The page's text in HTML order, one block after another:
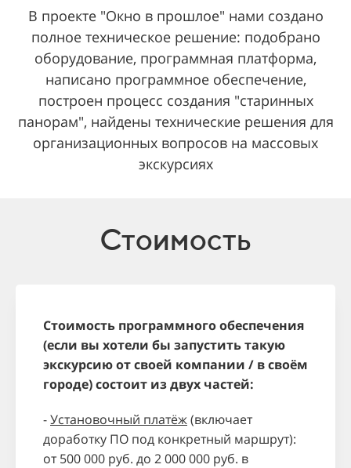
В проекте "Окно в прошлое" нами создано
полное техническое решение: подобрано
оборудование, программная платформа,
написано программное обеспечение,
построен процесс создания "старинных
панорам", найдены технические решения для
организационных вопросов на массовых
экскурсиях
Стоимость
Стоимость программного обеспечения
(если вы хотели бы запустить такую
экскурсию от своей компании / в своём
городе) состоит из двух частей:
-Установочный платёж(включает
доработку ПО под конкретный маршрут):
от 500000 руб. до 2000000 руб. в